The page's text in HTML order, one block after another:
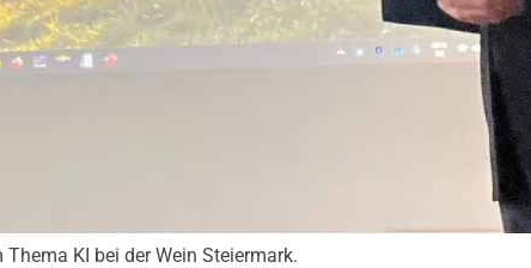
KI bei der Wein Steiermark.